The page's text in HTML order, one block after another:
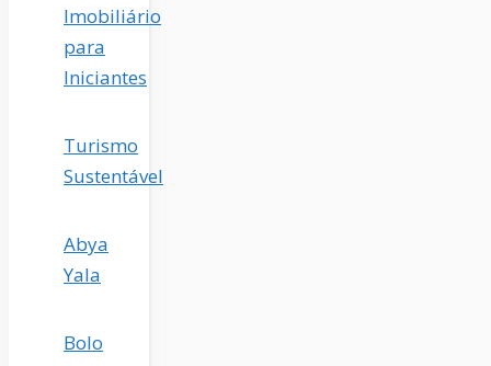
Imobiliário
para
Iniciantes
Turismo
Sustentável
Abya
Yala
Bolo